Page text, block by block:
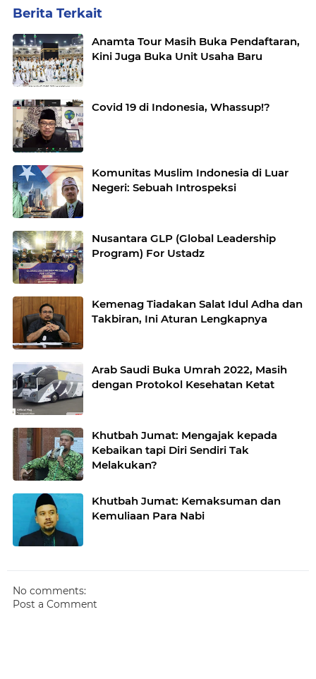
Berita Terkait
Anamta Tour Masih Buka Pendaftaran,
Kini Juga Buka Unit Usaha Baru
Covid 19 di Indonesia, Whassup!?
Komunitas Muslim Indonesia di Luar
Negeri: Sebuah Introspeksi
Nusantara GLP (Global Leadership
Program) For Ustadz
Kemenag Tiadakan Salat Idul Adha dan
Takbiran, Ini Aturan Lengkapnya
Arab Saudi Buka Umrah 2022, Masih
dengan Protokol Kesehatan Ketat
Khutbah Jumat: Mengajak kepada
Kebaikan tapi Diri Sendiri Tak
Melakukan?
Khutbah Jumat: Kemaksuman dan
Kemuliaan Para Nabi
No comments:
Post a Comment